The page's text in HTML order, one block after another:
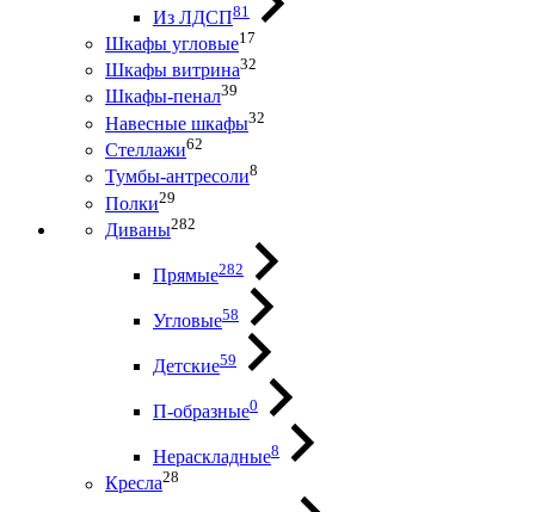
Из ЛДСП81
Шкафы угловые17
Шкафы витрина32
Шкафы-пенал39
Навесные шкафы32
Стеллажи62
Тумбы-антресоли8
Полки29
Диваны282
Прямые282
Угловые58
Детские59
П-образные0
Нераскладные8
Кресла28